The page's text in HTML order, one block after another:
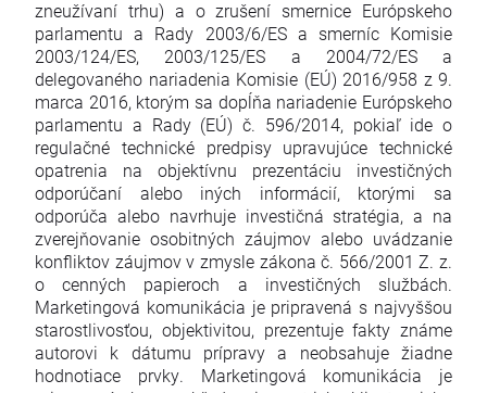
zneužívaní trhu) a o zrušení smernice Európskeho
parlamentu a Rady 2003/6/ES a smerníc Komisie
2003/124/ES, 2003/125/ES a 2004/72/ES a
delegovaného nariadenia Komisie (EÚ) 2016/958 z 9.
marca 2016, ktorým sa dopĺňa nariadenie Európskeho
parlamentu a Rady (EÚ) č. 596/2014, pokiaľ ide o
regulačné technické predpisy upravujúce technické
opatrenia na objektívnu prezentáciu investičných
odporúčaní alebo iných informácií, ktorými sa
odporúča alebo navrhuje investičná stratégia, a na
zverejňovanie osobitných záujmov alebo uvádzanie
konfliktov záujmov v zmysle zákona č. 566/2001 Z. z.
o cenných papieroch a investičných službách.
Marketingová komunikácia je pripravená s najvyššou
starostlivosťou, objektivitou, prezentuje fakty známe
autorovi k dátumu prípravy a neobsahuje žiadne
hodnotiace prvky. Marketingová komunikácia je